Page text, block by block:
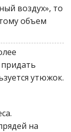
воздух», то
объем
утюжок.
на